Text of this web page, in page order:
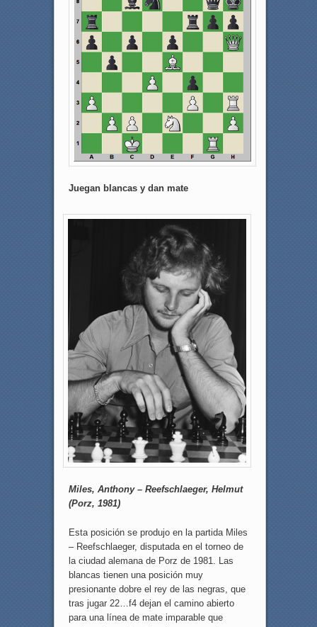
Juegan blancas y dan mate
Miles, Anthony – Reefschlaeger, Helmut
(Porz, 1981)
Esta posición se produjo en la partida Miles
– Reefschlaeger, disputada en el torneo de
la ciudad alemana de Porz de 1981. Las
blancas tienen una posición muy
presionante dobre el rey de las negras, que
tras jugar 22…f4 dejan el camino abierto
para una línea de mate imparable que